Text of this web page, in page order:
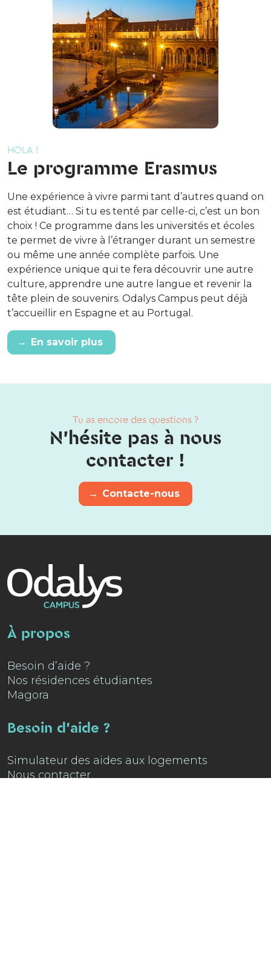
HOLA !
Le programme Erasmus
Une expérience à vivre parmi tant d’autres quand on
est étudiant… Si tu es tenté par celle-ci, c’est un bon
choix ! Ce programme dans les universités et écoles
te permet de vivre à l’étranger durant un semestre
ou même une année complète parfois. Une
expérience unique qui te fera découvrir une autre
culture, apprendre une autre langue et revenir la
tête plein de souvenirs. Odalys Campus peut déjà
t’accueillir en Espagne et au Portugal.
→ En savoir plus
Tu as encore des questions ?
N'hésite pas à nous
contacter !
→ Contacte-nous
À propos
Besoin d’aide ?
Nos résidences étudiantes
Magora
Besoin d'aide ?
Simulateur des aides aux logements
Nous contacter